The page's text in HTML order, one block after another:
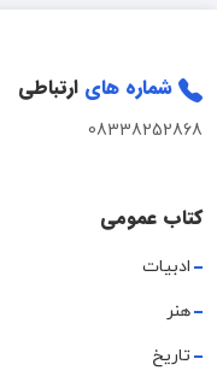
شماره های ارتباطی
08338252868
کتاب عمومی
ادبیات
هنر
تاریخ